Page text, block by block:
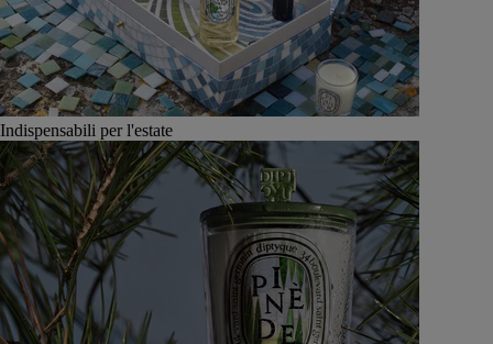
Indispensabili per l'estate